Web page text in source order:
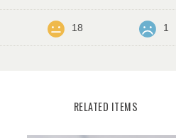
18 1
RELATED ITEMS